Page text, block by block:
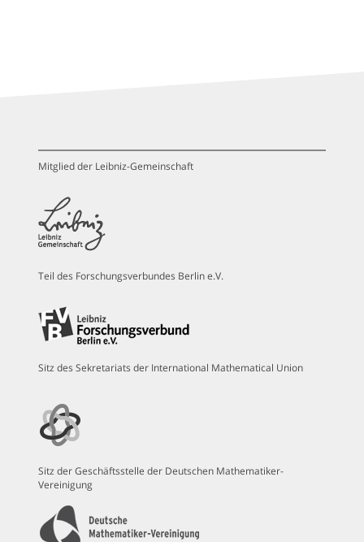
Mitglied der Leibniz-Gemeinschaft
Teil des Forschungsverbundes Berlin e.V.
Sitz des Sekretariats der International Mathematical Union
Sitz der Geschäftsstelle der Deutschen Mathematiker-
Vereinigung